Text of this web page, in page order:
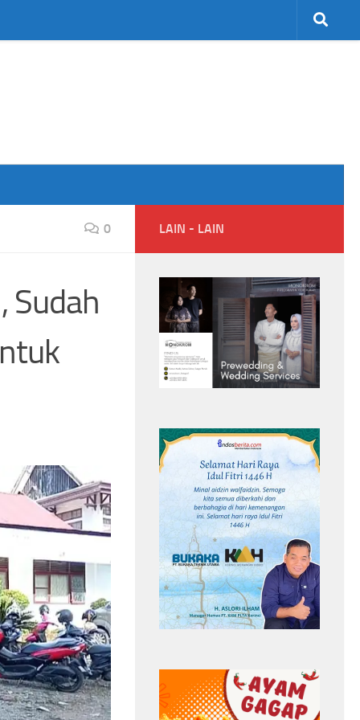
0
Sudah
Kemarau Kian Terasa,Pasokan Bahan
Baku Air Bersih di Sungai Penuh Anjlok
40 Persen
LAIN - LAIN